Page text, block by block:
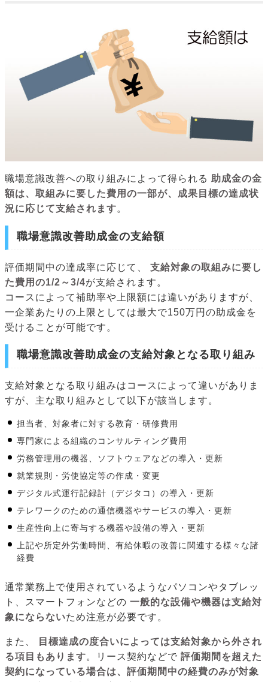
職場意識改善への取り組みによって得られる 助成金の金
額は、取組みに要した費用の一部が、成果目標の達成状
況に応じて支給されます。
職場意識改善助成金の支給額
評価期間中の達成率に応じて、
支給対象の取組みに要し
た費用の1/2～3/4が支給されます。
コースによって補助率や上限額には違いがありますが、
一企業あたりの上限としては最大で150万円の助成金を
受けることが可能です。
職場意識改善助成金の支給対象となる取り組み
支給対象となる取り組みはコースによって違いがありま
すが、主な取り組みとして以下が該当します。
担当者、対象者に対する教育・研修費用
専門家による組織のコンサルティング費用
労務管理用の機器、ソフトウェアなどの導入・更新
就業規則・労使協定等の作成・変更
デジタル式運行記録計（デジタコ）の導入・更新
テレワークのための通信機器やサービスの導入・更新
生産性向上に寄与する機器や設備の導入・更新
上記や所定外労働時間、有給休暇の改善に関連する様々な諸
経費
通常業務上で使用されているようなパソコンやタブレッ
ト、スマートフォンなどの 一般的な設備や機器は支給対
象にならないため注意が必要です。
また、
目標達成の度合いによっては支給対象から外され
る項目もあります。リース契約などで 評価期間を超えた
契約になっている場合は、評価期間中の経費のみが対象